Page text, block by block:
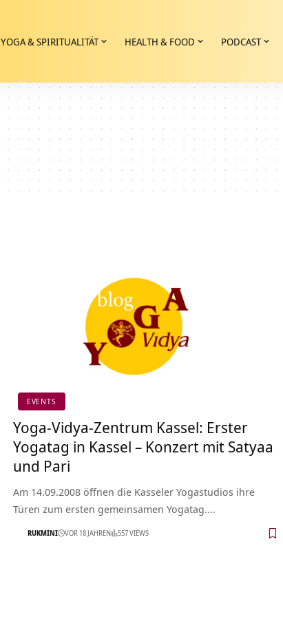
YOGA & SPIRITUALITÄT HEALTH & FOOD PODCAST
EVENTS
Yoga-Vidya-Zentrum Kassel: Erster
Yogatag in Kassel – Konzert mit Satyaa
und Pari
Am 14.09.2008 öffnen die Kasseler Yogastudios ihre
Türen zum ersten gemeinsamen Yogatag.…
RUKMINI VOR 18 JAHREN 557 VIEWS